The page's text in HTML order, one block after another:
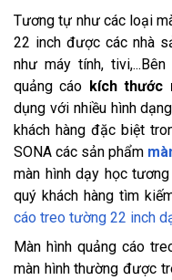
Tương tự như các loại
22 inch được các nhà
như máy tính,
quảng cáo kích thước
dụng với nhiều hình
khách hàng đặc biệt
SONA các sản phẩm
màn hình dạy học
quý khách hàng tìm
cáo treo tường 22 inch
Màn hình quảng cáo
màn hình thường được